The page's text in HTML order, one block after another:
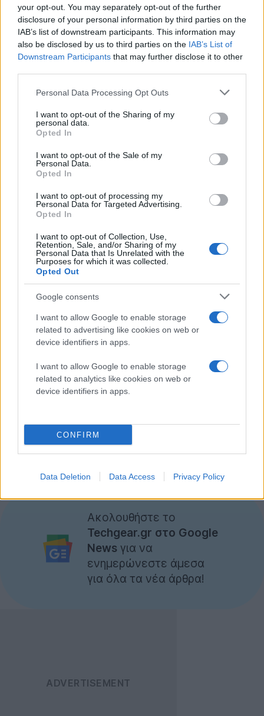
your opt-out. You may separately opt-out of the further
disclosure of your personal information by third parties on the
IAB’s list of downstream participants. This information may
also be disclosed by us to third parties on the IAB’s List of
Downstream Participants that may further disclose it to other
Please note that this website/app uses one or more Google
not limited to your visit or usage behaviour. You may click to
grant or deny consent to Google and its third-party tags to
use your data for below specified purposes in below Google
consent section.
Personal Data Processing Opt Outs
I want to opt-out of the Sharing of my
personal data.
Opted In
I want to opt-out of the Sale of my
Personal Data.
Opted In
I want to opt-out of processing my
Personal Data for Targeted Advertising.
Opted In
I want to opt-out of Collection, Use,
Retention, Sale, and/or Sharing of my
Personal Data that Is Unrelated with the
Purposes for which it was collected.
Opted Out
Google consents
I want to allow Google to enable storage
related to advertising like cookies on web or
device identifiers in apps.
I want to allow Google to enable storage
related to analytics like cookies on web or
device identifiers in apps.
CONFIRM
Data Deletion Data Access Privacy Policy
περισσότερο η λειτουργία Snooze που παρότι μας
προσφέρει μερικά ακόμα λεπτά ύπνου, ο ύπνος αυτός
είναι διακοπτώμενος και περισσότερο κουράζει παρά
ξεκουράζει. Όπως εξηγούν οι ειδικοί, ο καλύτερος
τις περισσότερες φορές όμως το ξυπνητήρι είναι
αναγκαίο κακό. Περισσότερες λεπτομέρειες στο
video που ακολουθεί:
Ακολουθήστε το
Techgear.gr στο Google
News για να
ενημερώνεστε άμεσα
για όλα τα νέα άρθρα!